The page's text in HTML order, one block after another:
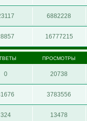
6882228
16777215
ПРОСМОТРЫ
0 20738
3783556
324 13478